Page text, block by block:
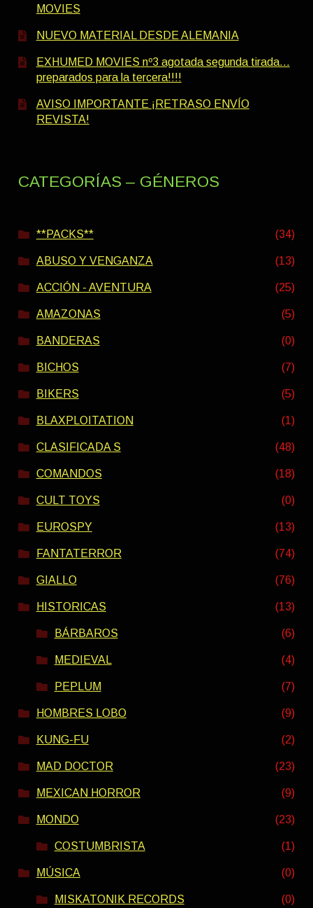
MOVIES
NUEVO MATERIAL DESDE ALEMANIA
EXHUMED MOVIES nº3 agotada segunda tirada…
preparados para la tercera!!!!
AVISO IMPORTANTE ¡RETRASO ENVÍO
REVISTA!
CATEGORÍAS – GÉNEROS
**PACKS** (34)
ABUSO Y VENGANZA (13)
ACCIÓN - AVENTURA (25)
AMAZONAS (5)
BANDERAS (0)
BICHOS (7)
BIKERS (5)
BLAXPLOITATION (1)
CLASIFICADA S (48)
COMANDOS (18)
CULT TOYS (0)
EUROSPY (13)
FANTATERROR (74)
GIALLO (76)
HISTORICAS (13)
BÁRBAROS (6)
MEDIEVAL (4)
PEPLUM (7)
HOMBRES LOBO (9)
KUNG-FU (2)
MAD DOCTOR (23)
MEXICAN HORROR (9)
MONDO (23)
COSTUMBRISTA (1)
MÚSICA (0)
MISKATONIK RECORDS (0)